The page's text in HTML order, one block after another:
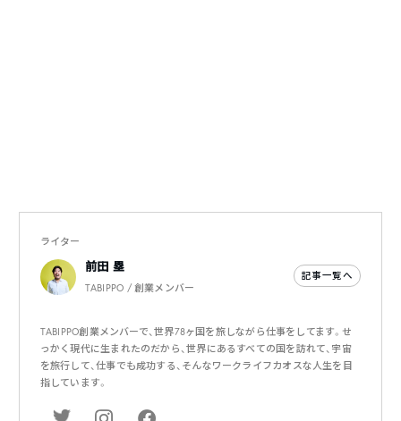
ライター
前田 塁
TABIPPO / 創業メンバー
記事一覧へ
TABIPPO創業メンバーで、世界78ヶ国を旅しながら仕事をしてます。せ
っかく現代に生まれたのだから、世界にあるすべての国を訪れて、宇宙
を旅行して、仕事でも成功する、そんなワークライフカオスな人生を目
指しています。